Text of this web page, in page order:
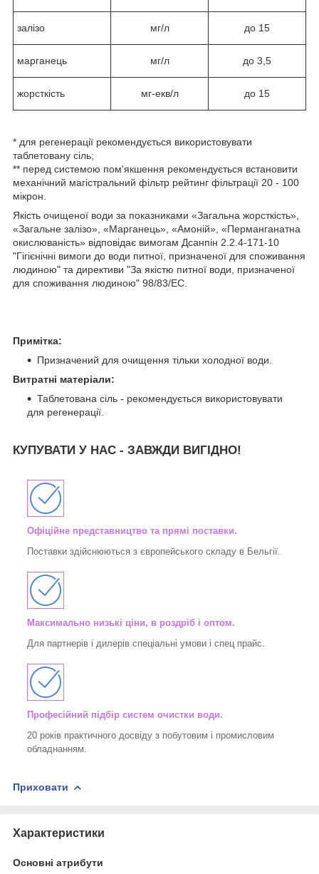
залізо мг/л до 15
марганець мг/л до 3,5
жорсткість мг-екв/л до 15
* для регенерації рекомендується використовувати
таблетовану сіль;
** перед системою пом'якшення рекомендується встановити
механічний магістральний фільтр рейтинг фільтрації 20 - 100
мікрон.
Якість очищеної води за показниками «Загальна жорсткість»,
«Загальне залізо», «Марганець», «Амоній», «Перманганатна
окислюваність» відповідає вимогам Дсанпін 2.2.4-171-10
"Гігієнічні вимоги до води питної, призначеної для споживання
людиною" та директиви "За якістю питної води, призначеної
для споживання людиною" 98/83/EC.
Примітка:
Призначений для очищення тільки холодної води.
Витратні матеріали:
Таблетована сіль - рекомендується використовувати
для регенерації.
КУПУВАТИ У НАС - ЗАВЖДИ ВИГІДНО!
Офіційне представництво та прямі поставки.
Поставки здійснюються з європейського складу в Бельгії.
Максимально низькі ціни, в роздріб і оптом.
Для партнерів і дилерів спеціальні умови і спец прайс.
Професійний підбір систем очистки води.
20 років практичного досвіду з побутовим і промисловим
обладнанням.
Приховати
Характеристики
Основні атрибути